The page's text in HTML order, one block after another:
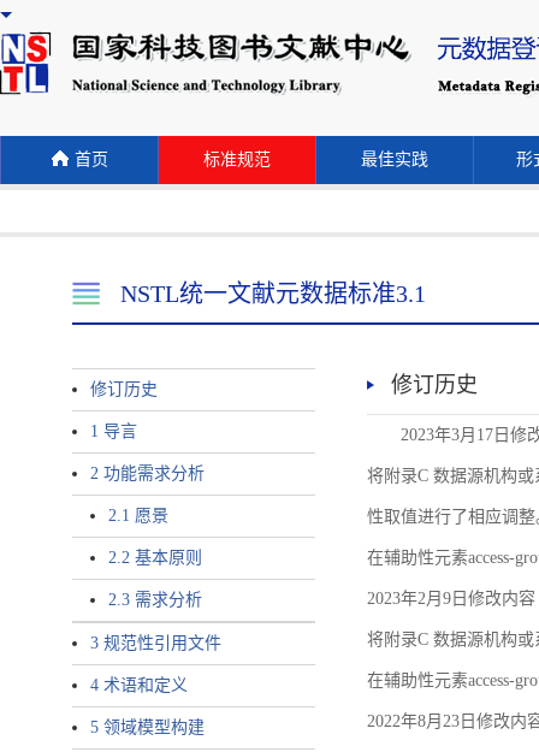
首页 标准规范 最佳实践 形
NSTL统一文献元数据标准3.1
修订历史
1 导言
2 功能需求分析
2.1 愿景
2.2 基本原则
2.3 需求分析
3 规范性引用文件
4 术语和定义
5 领域模型构建
修订历史
2023年3月17日修
将附录C 数据源机构或
性取值进行了相应调整
在辅助性元素access-
2023年2月9日修改内容
将附录C 数据源机构或
在辅助性元素access-
2022年8月23日修改内